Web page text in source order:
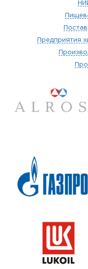
Предприятия